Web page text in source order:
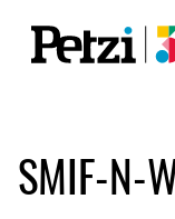
SMIF-N-